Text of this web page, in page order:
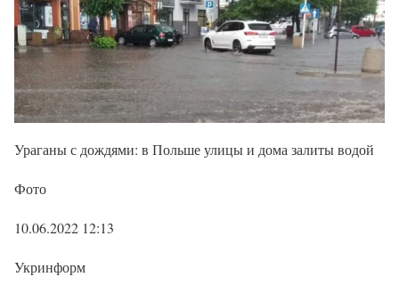
Ураганы с дождями: в Польше улицы и дома залиты водой
Фото
10.06.2022 12:13
Укринформ